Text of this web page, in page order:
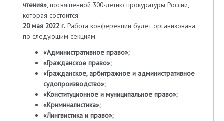
чтения», посвященной 300-летию прокуратуры России,
которая состоится
20 мая 2022 г. Работа конференции будет организована
по следующим секциям:
«Административное право»;
«Гражданское право»;
«Гражданское, арбитражное и административное
судопроизводство»;
«Конституционное и муниципальное право»;
«Криминалистика»;
«Лингвистика и право»;